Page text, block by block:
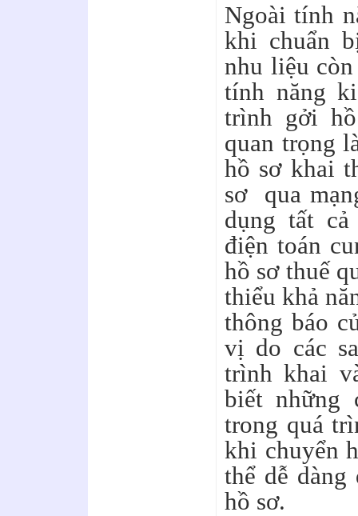
Ngoài tính
khi chuẩn
nhu liệu
tính năng
trình gởi
quan trọng
hồ sơ khai
sơ qua
dụng tất
điện toán
hồ sơ thuế
thiểu khả
thông báo
vị do các
trình khai
biết những
trong quá
khi chuyển
thể dễ
hồ sơ.